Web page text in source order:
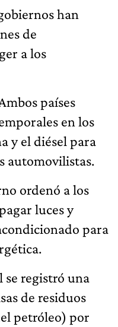
han
de
a los
países
en los
y el diésel para
automovilistas.
ordenó a los
luces y
para
se registró una
de residuos
petróleo) por